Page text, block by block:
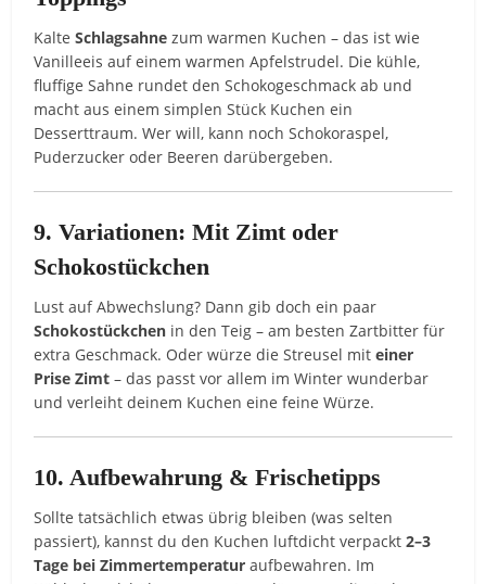
KalteSchlagsahne zum warmen Kuchen – das ist wie
Vanilleeis auf einem warmen Apfelstrudel. Die kühle,
fluffige Sahne rundet den Schokogeschmack ab und
macht aus einem simplen Stück Kuchen ein
Desserttraum. Wer will, kann noch Schokoraspel,
Puderzucker oder Beeren darübergeben.
9. Variationen: Mit Zimt oder
Schokostückchen
Lust auf Abwechslung? Dann gib doch ein paar
Schokostückchen in den Teig – am besten Zartbitter für
extra Geschmack. Oder würze die Streusel miteiner
Prise Zimt – das passt vor allem im Winter wunderbar
und verleiht deinem Kuchen eine feine Würze.
10. Aufbewahrung & Frischetipps
Sollte tatsächlich etwas übrig bleiben (was selten
passiert), kannst du den Kuchen luftdicht verpackt2–3
Tage bei Zimmertemperatur aufbewahren. Im